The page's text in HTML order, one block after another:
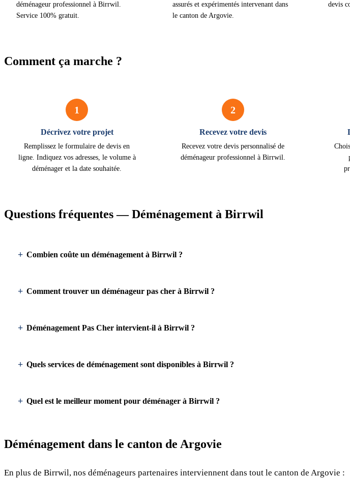
déménageur professionnel à Birrwil.
Service 100% gratuit.
assurés et expérimentés intervenant dans
le canton de Argovie.
devis
Comment ça marche ?
1
Décrivez votre projet
Remplissez le formulaire de devis en
ligne. Indiquez vos adresses, le volume à
déménager et la date souhaitée.
2
Recevez votre devis
Recevez votre devis personnalisé de
déménageur professionnel à Birrwil.
Questions fréquentes — Déménagement à Birrwil
Combien coûte un déménagement à Birrwil ?
Comment trouver un déménageur pas cher à Birrwil ?
Déménagement Pas Cher intervient-il à Birrwil ?
Quels services de déménagement sont disponibles à Birrwil ?
Quel est le meilleur moment pour déménager à Birrwil ?
Déménagement dans le canton de Argovie
En plus de Birrwil, nos déménageurs partenaires interviennent dans tout le canton de Argovie :